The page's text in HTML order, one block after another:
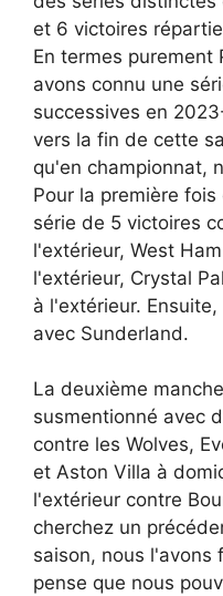
et 6 victoires
En termes purement
avons connu une
successives en
vers la fin de cette
qu'en championnat,
Pour la première
série de 5 victoires
l'extérieur, West
l'extérieur, Crystal
à l'extérieur.
avec Sunderland.
La deuxième
susmentionné avec
contre les Wolves,
et Aston Villa à
l'extérieur contre
cherchez un
saison, nous l'avons
pense que nous